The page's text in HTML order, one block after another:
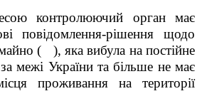
контролюючий орган має
повідомлення-рішення щодо
майно( ), яка вибула на постійне
межі України та більше не має
проживання на території